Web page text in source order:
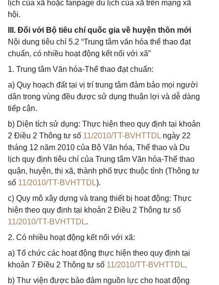
lịch của xã hoặc fanpage du lịch của xã trên mạng xã
hội.
III. Đối với Bộ tiêu chí quốc gia về huyện thôn mới
Nội dung tiêu chí 5.2 “Trung tâm văn hóa thể thao đạt
chuẩn, có nhiều hoạt động kết nối với xã”
1. Trung tâm Văn hóa-Thể thao đạt chuẩn:
a) Quy hoạch đất tại vị trí trung tâm đảm bảo mọi người
dân trong vùng đều được sử dụng thuận lợi và dễ dàng
tiếp cận.
b) Diện tích sử dụng: Thực hiện theo quy định tại khoản
2 Điều 2 Thông tư số 11/2010/TT-BVHTTDL ngày 22
tháng 12 năm 2010 của Bộ Văn hóa, Thể thao và Du
lịch quy định tiêu chí của Trung tâm Văn hóa-Thể thao
quận, huyện, thị xã, thành phố trực thuộc tỉnh (Thông tư
số 11/2010/TT-BVHTTDL).
c) Quy mô xây dựng và trang thiết bị hoạt động: Thực
hiện theo quy định tại khoản 2 Điều 2 Thông tư số
11/2010/TT-BVHTTDL.
2. Có nhiều hoạt động kết nối với xã:
a) Tổ chức các hoạt động thực hiện theo quy định tại
khoản 7 Điều 2 Thông tư số 11/2010/TT-BVHTTDL.
b) Thư viện được bảo đảm nguồn lực cho hoạt động